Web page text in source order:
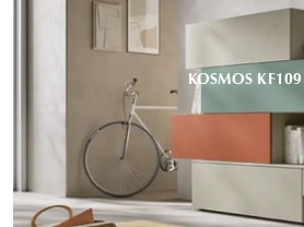
KOSMOS KF109